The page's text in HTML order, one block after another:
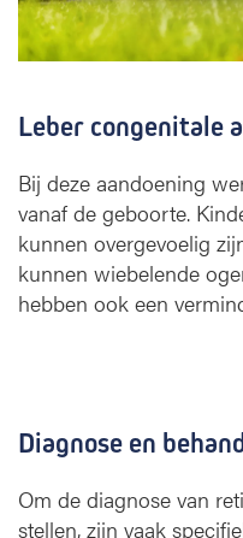
Leber congenitale
Bij deze aandoening
vanaf de geboorte.
kunnen overgevoelig
kunnen wiebelende
hebben ook een
Diagnose en
Om de diagnose van
stellen, zijn vaak